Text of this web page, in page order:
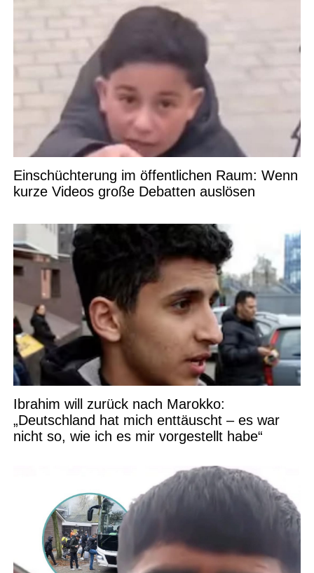
Einschüchterung im öffentlichen Raum: Wenn
kurze Videos große Debatten auslösen
Ibrahim will zurück nach Marokko:
„Deutschland hat mich enttäuscht – es war
nicht so, wie ich es mir vorgestellt habe“